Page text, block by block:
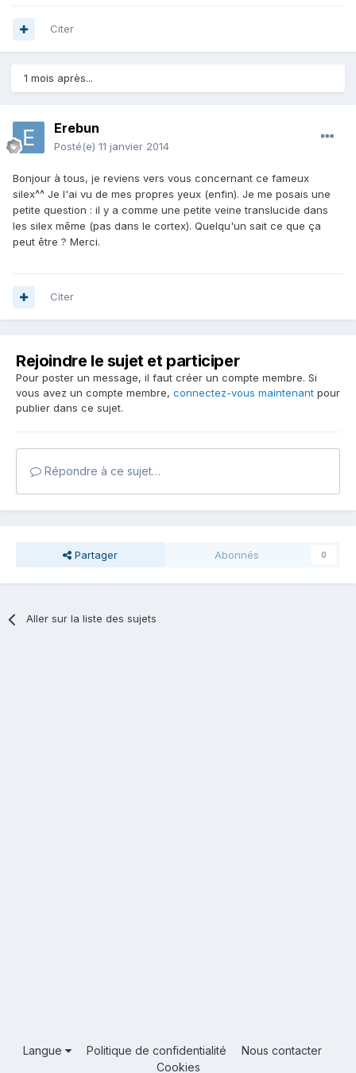
Citer
1 mois après...
Erebun
Posté(e) 11 janvier 2014
Bonjour à tous, je reviens vers vous concernant ce fameux
silex^^ Je l'ai vu de mes propres yeux (enfin). Je me posais une
petite question : il y a comme une petite veine translucide dans
les silex même (pas dans le cortex). Quelqu'un sait ce que ça
peut être ? Merci.
Citer
Rejoindre le sujet et participer
Pour poster un message, il faut créer un compte membre. Si
vous avez un compte membre, connectez-vous maintenant pour
publier dans ce sujet.
Répondre à ce sujet…
Partager Abonnés 0
Aller sur la liste des sujets
Langue Politique de confidentialité
Nous contacter
Cookies